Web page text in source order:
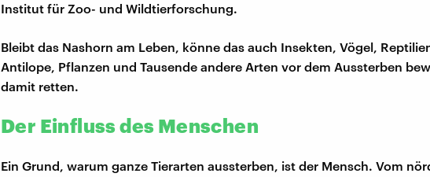
Institut für Zoo- und Wildtierforschung.
Bleibt das Nashorn am Leben, könne das auch Insekten, Vögel,
Antilope, Pflanzen und Tausende andere Arten vor dem Aussterben
damit retten.
Der Einfluss des Menschen
Ein Grund, warum ganze Tierarten aussterben, ist der Mensch. Vom